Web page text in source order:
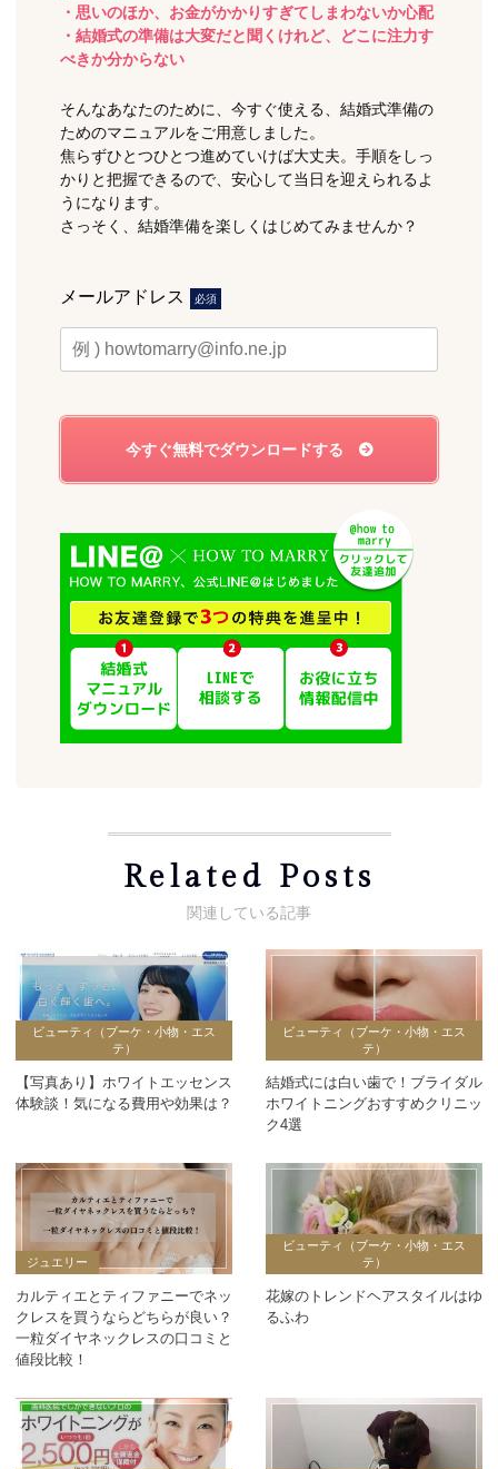
・思いのほか、お金がかかりすぎてしまわないか心配
・結婚式の準備は大変だと聞くけれど、どこに注力す
べきか分からない
そんなあなたのために、今すぐ使える、結婚式準備の
ためのマニュアルをご用意しました。
焦らずひとつひとつ進めていけば大丈夫。手順をしっ
かりと把握できるので、安心して当日を迎えられるよ
うになります。
さっそく、結婚準備を楽しくはじめてみませんか？
メールアドレス 必須
Related Posts
ビューティ（ブーケ・小物・エス
テ）
【写真あり】ホワイトエッセンス
体験談！気になる費用や効果は？
ビューティ（ブーケ・小物・エス
テ）
結婚式には白い歯で！ブライダル
ホワイトニングおすすめクリニッ
ク4選
ジュエリー
カルティエとティファニーでネッ
クレスを買うならどちらが良い？
一粒ダイヤネックレスの口コミと
値段比較！
ビューティ（ブーケ・小物・エス
テ）
花嫁のトレンドヘアスタイルはゆ
るふわ